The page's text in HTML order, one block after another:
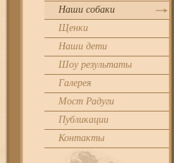
Наши собаки
Щенки
Наши дети
Шоу результаты
Галерея
Мост Радуги
Публикации
Контакты